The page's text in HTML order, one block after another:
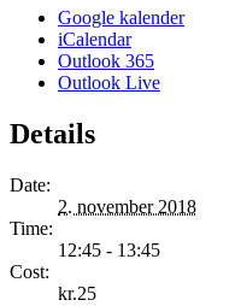
Google kalender
iCalendar
Outlook 365
Outlook Live
Details
Date:
2. november 2018
Time:
12:45 - 13:45
Cost:
kr.25